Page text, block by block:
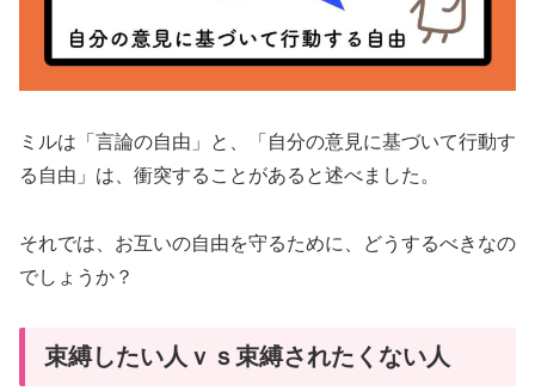
ミルは「言論の自由」と、「自分の意見に基づいて行動す
る自由」は、衝突することがあると述べました。
それでは、お互いの自由を守るために、どうするべきなの
でしょうか？
束縛したい人ｖｓ束縛されたくない人